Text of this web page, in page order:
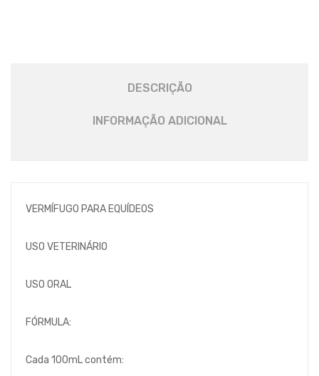
DESCRIÇÃO
INFORMAÇÃO ADICIONAL
VERMÍFUGO PARA EQUÍDEOS
USO VETERINÁRIO
USO ORAL
FÓRMULA:
Cada 100mL contém: